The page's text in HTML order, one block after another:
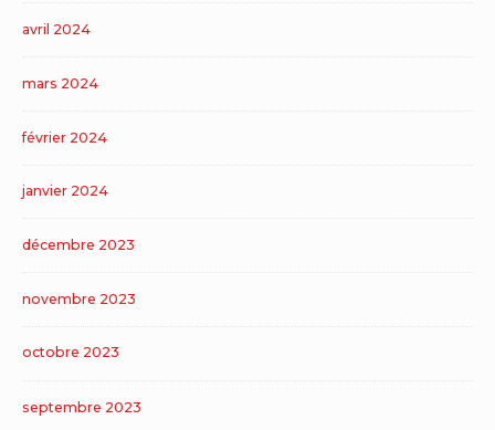
avril 2024
mars 2024
février 2024
janvier 2024
décembre 2023
novembre 2023
octobre 2023
septembre 2023